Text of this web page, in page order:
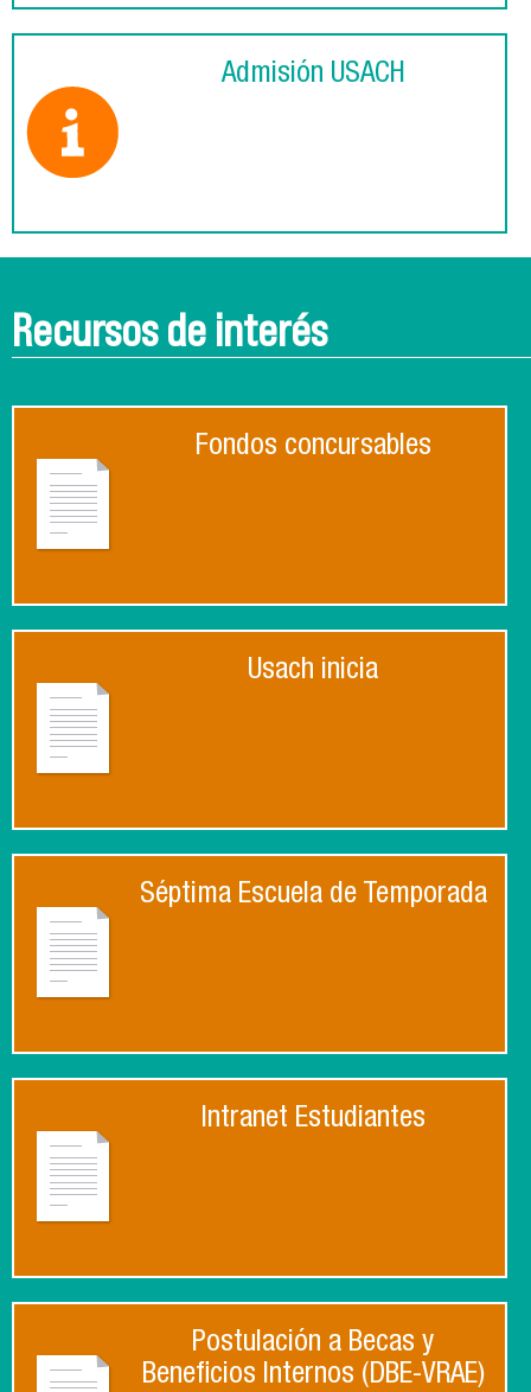
Admisión USACH
Recursos de interés
Fondos concursables
Usach inicia
Séptima Escuela de Temporada
Intranet Estudiantes
Postulación a Becas y
Beneficios Internos (DBE-VRAE)